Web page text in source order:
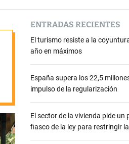
ENTRADAS RECIENTES
El turismo resiste a la
año en máximos
España supera los 22,5
impulso de la regularización
El sector de la vivienda pide un
fiasco de la ley para restringir